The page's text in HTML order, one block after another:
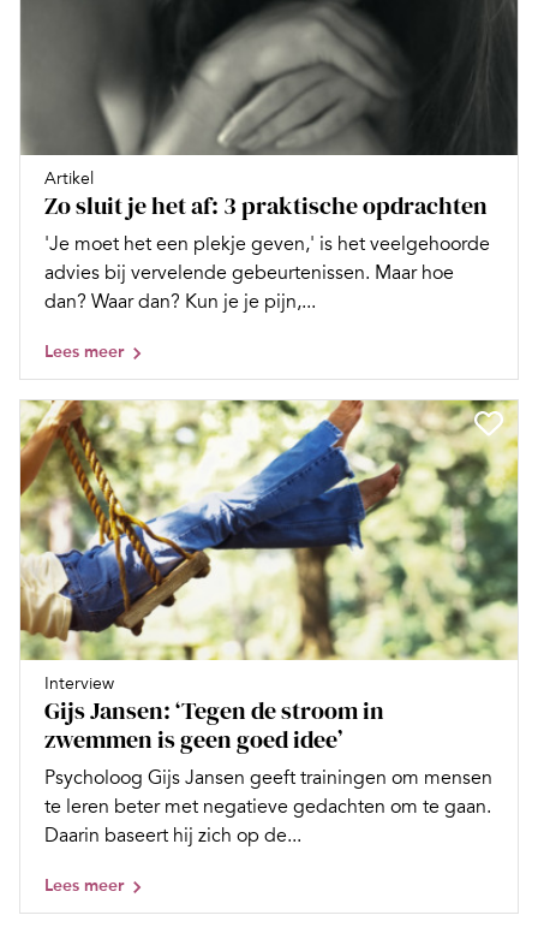
Artikel
Zo sluit je het af: 3 praktische opdrachten
'Je moet het een plekje geven,' is het veelgehoorde
advies bij vervelende gebeurtenissen. Maar hoe
dan? Waar dan? Kun je je pijn,...
Lees meer
Interview
Gijs Jansen: ‘Tegen de stroom in
zwemmen is geen goed idee’
Psycholoog Gijs Jansen geeft trainingen om mensen
te leren beter met negatieve gedachten om te gaan.
Daarin baseert hij zich op de...
Lees meer